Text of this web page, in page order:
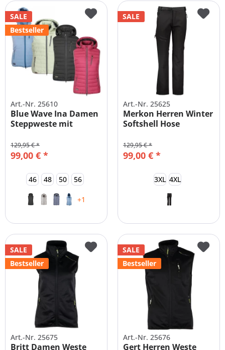
SALE
Bestseller
Art.-Nr. 25610
Blue Wave Ina Damen
Steppweste mit
99,00 € *
129,95 € *
46 48 50 56
+1
SALE
Art.-Nr. 25625
Merkon Herren Winter
Softshell Hose
99,00 € *
129,95 € *
3XL 4XL
SALE
Bestseller
Art.-Nr. 25675
Britt Damen Weste
SALE
Bestseller
Art.-Nr. 25676
Gert Herren Weste